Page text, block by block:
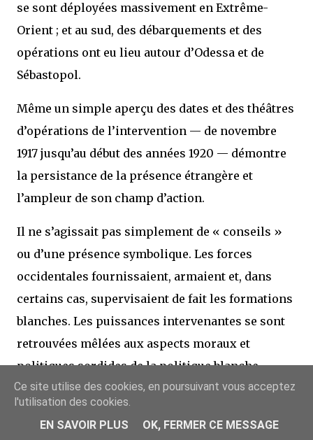
se sont déployées massivement en Extrême-
Orient ; et au sud, des débarquements et des
opérations ont eu lieu autour d’Odessa et de
Sébastopol.
Même un simple aperçu des dates et des théâtres
d’opérations de l’intervention — de novembre
1917 jusqu’au début des années 1920 — démontre
la persistance de la présence étrangère et
l’ampleur de son champ d’action.
Il ne s’agissait pas simplement de « conseils »
ou d’une présence symbolique. Les forces
occidentales fournissaient, armaient et, dans
certains cas, supervisaient de fait les formations
blanches. Les puissances intervenantes se sont
retrouvées mêlées aux aspects moraux et
politiques sordides de la politique blanche,
notamment aux programmes réactionnaires et
Ce site utilise des cookies, en poursuivant vous acceptez
l'utilisation des cookies.
EN SAVOIR PLUS
OK, FERMER CE MESSAGE